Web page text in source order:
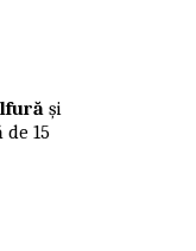
și
15